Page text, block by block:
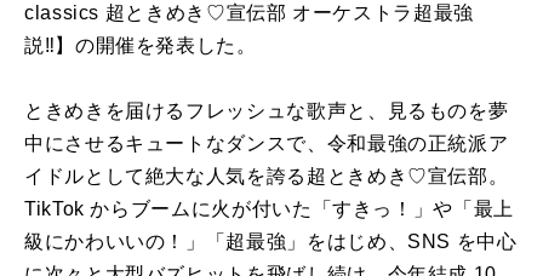
classics 超ときめき♡宣伝部 オーケストラ超最強
説‼】の開催を発表した。
ときめきを届けるフレッシュな歌声と、見るものを夢
中にさせるキュートなダンスで、令和最強の正統派ア
イドルとして絶大な人気を誇る超ときめき♡宣伝部。
TikTok からブームに火が付いた「すきっ！」や「最上
級にかわいいの！」「超最強」をはじめ、SNS を中心